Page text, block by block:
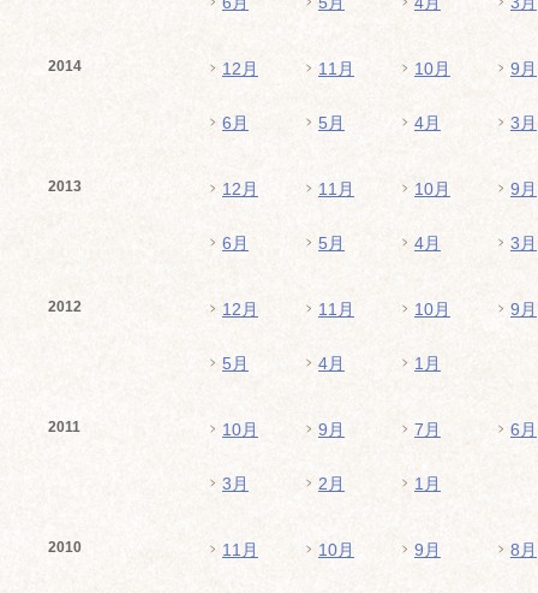
2014 12月 11月 10月 9月
6月 5月 4月 3月
2013 12月 11月 10月 9月
6月 5月 4月 3月
2012 12月 11月 10月 9月
5月 4月 1月
2011 10月 9月 7月 6月
3月 2月 1月
2010 11月 10月 9月 8月